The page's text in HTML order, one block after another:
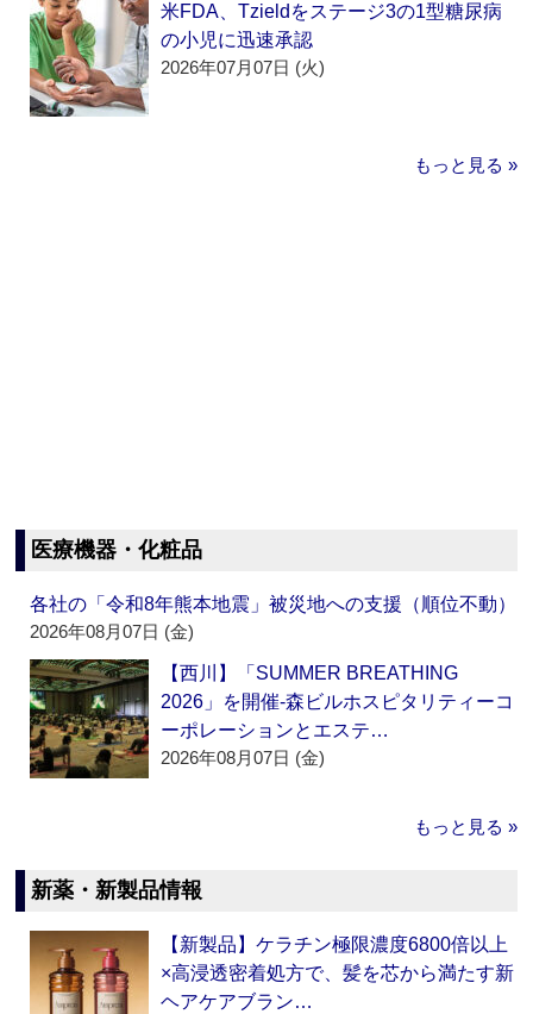
米FDA、Tzieldをステージ3の1型糖尿病
の小児に迅速承認
2026年07月07日 (火)
もっと見る »
医療機器・化粧品
各社の「令和8年熊本地震」被災地への支援（順位不動）
2026年08月07日 (金)
【西川】「SUMMER BREATHING
2026」を開催‐森ビルホスピタリティーコ
ーポレーションとエステ…
2026年08月07日 (金)
もっと見る »
新薬・新製品情報
【新製品】ケラチン極限濃度6800倍以上
×高浸透密着処方で、髪を芯から満たす新
ヘアケアブラン…